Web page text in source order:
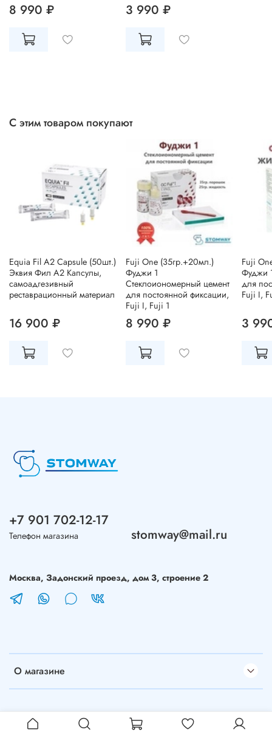
8 990 ₽ 3 990 ₽
С этим товаром покупают
Equia Fil A2 Capsule (50шт.)
Эквия Фил А2 Капсулы,
cамоадгезивный
реставрационный материал
16 900 ₽
Fuji One (35гр.+20мл.)
Фуджи 1
Стеклоиономерный цемент
для постоянной фиксации,
Fuji I, Fuji 1
8 990 ₽
Fuji
Фуджи
для
Fuji I,
3
О магазине
+7 901 702-12-17
Телефон магазина stomway@mail.ru
Москва, Задонский проезд, дом 3, строение 2